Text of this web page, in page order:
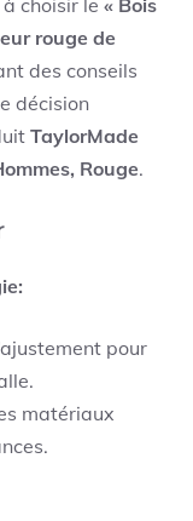
choisir le « Bois
rouge de
des conseils
décision
TaylorMade
Rouge.
pour
matériaux